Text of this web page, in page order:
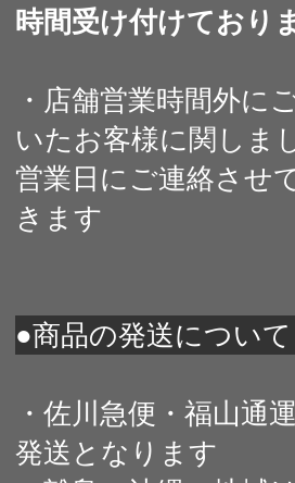
時間受け付けており
・店舗営業時間外に
いたお客様に関しま
営業日にご連絡させ
きます
●商品の発送について
・佐川急便・福山通
発送となります